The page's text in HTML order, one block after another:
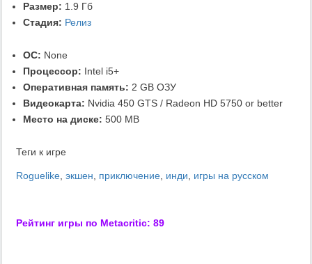
Размер: 1.9 Гб
Стадия: Релиз
ОС: None
Процессор: Intel i5+
Оперативная память: 2 GB ОЗУ
Видеокарта: Nvidia 450 GTS / Radeon HD 5750 or better
Место на диске: 500 MB
Теги к игре
Roguelike, экшен, приключение, инди, игры на русском
Рейтинг игры по Metacritic: 89